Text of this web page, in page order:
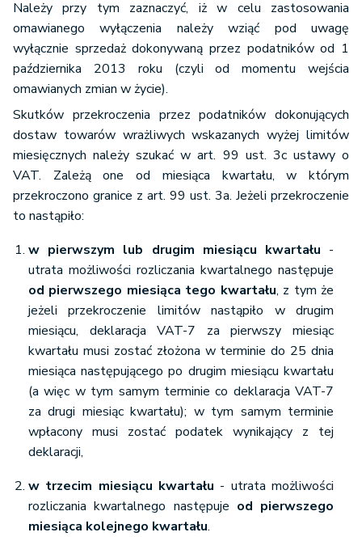
Należy przy tym zaznaczyć, iż w celu zastosowania
omawianego wyłączenia należy wziąć pod uwagę
wyłącznie sprzedaż dokonywaną przez podatników od 1
października 2013 roku (czyli od momentu wejścia
omawianych zmian w życie).
Skutków przekroczenia przez podatników dokonujących
dostaw towarów wrażliwych wskazanych wyżej limitów
miesięcznych należy szukać w art. 99 ust. 3c ustawy o
VAT. Zależą one od miesiąca kwartału, w którym
przekroczono granice z art. 99 ust. 3a. Jeżeli przekroczenie
to nastąpiło:
w pierwszym lub drugim miesiącu kwartału -
utrata możliwości rozliczania kwartalnego następuje
od pierwszego miesiąca tego kwartału, z tym że
jeżeli przekroczenie limitów nastąpiło w drugim
miesiącu, deklaracja VAT-7 za pierwszy miesiąc
kwartału musi zostać złożona w terminie do 25 dnia
miesiąca następującego po drugim miesiącu kwartału
(a więc w tym samym terminie co deklaracja VAT-7
za drugi miesiąc kwartału); w tym samym terminie
wpłacony musi zostać podatek wynikający z tej
deklaracji,
w trzecim miesiącu kwartału - utrata możliwości
rozliczania kwartalnego następuje od pierwszego
miesiąca kolejnego kwartału.